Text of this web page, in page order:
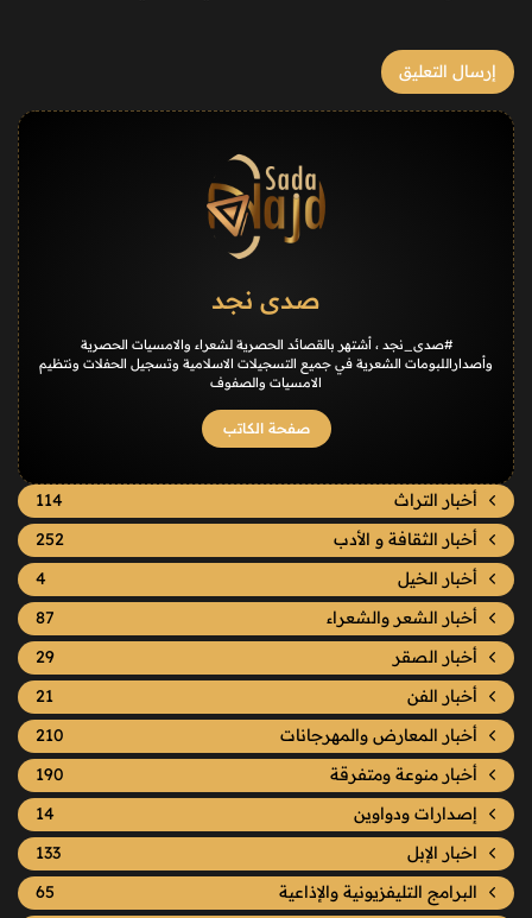
صدى نجد
#صدى_نجد ، أشتهر بالقصائد الحصرية لشعراء والامسيات الحصرية
وأصداراللبومات الشعرية في جميع التسجيلات الاسلامية وتسجيل الحفلات ونتظيم
الامسيات والصفوف
صفحة الكاتب
أخبار التراث
114
أخبار الثقافة و الأدب
252
أخبار الخيل
4
أخبار الشعر والشعراء
87
أخبار الصقر
29
أخبار الفن
21
أخبار المعارض والمهرجانات
210
أخبار منوعة ومتفرقة
190
إصدارات ودواوين
14
اخبار الإبل
133
البرامج التليفزيونية والإذاعية
65